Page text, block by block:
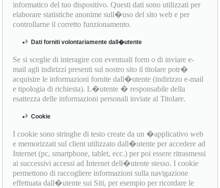
informatico del tuo dispositivo. Questi dati sono utilizzati per
elaborare statistiche anonime sull�uso del sito web e per
controllarne il corretto funzionamento.
Dati forniti volontariamente dall�utente
Se si sceglie di interagire con eventuali form o di inviare e-
mail agli indirizzi presenti sul nostro sito il titolare potr�
acquisire le informazioni fornite dall�utente (indirizzo e-mail
e tipologia di richiesta). L�utente � responsabile della
esattezza delle informazioni personali inviate al Titolare.
Cookie
I cookie sono stringhe di testo create da un �applicativo web
e memorizzati sul client utilizzato dall�utente per accedere ad
Internet (pc, smartphone, tablet, ecc.) per poi essere ritrasmessi
ai successivi accessi ad Internet dell�utente stesso. I cookie
permettono di raccogliere informazioni sulla navigazione
effettuata dall�utente sui Siti, per esempio per ricordare le